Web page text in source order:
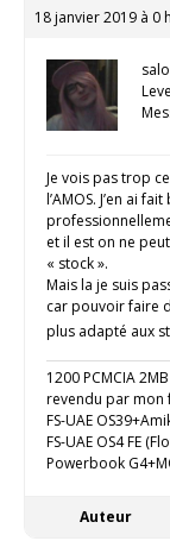
18 janvier 2019 à 0
Je vois pas trop
l’AMOS. J’en ai
et il est on ne
« stock ».
Mais la je suis
car pouvoir faire
plus adapté aux
1200 PCMCIA
revendu par mon
FS-UAE
FS-UAE OS4 FE
Powerbook
Auteur